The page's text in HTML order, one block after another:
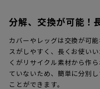
分解、交換が可能！
カバーやレッグは交換が可
スがしやすく、長くお使い
くがリサイクル素材から作
ていないため、簡単に分別
ことができます。